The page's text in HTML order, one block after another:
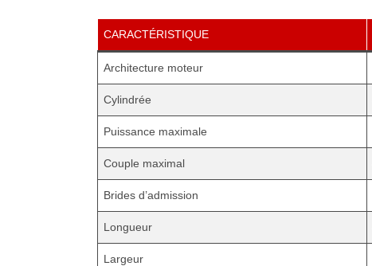
CARACTÉRISTIQUE
Architecture moteur
Cylindrée
Puissance maximale
Couple maximal
Brides d’admission
Longueur
Largeur